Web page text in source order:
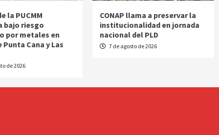
la PUCMM
bajo riesgo
por metales en
Punta Cana y Las
de 2026
CONAP llama a preservar la
institucionalidad en jornada
nacional del PLD
7 de agosto de 2026